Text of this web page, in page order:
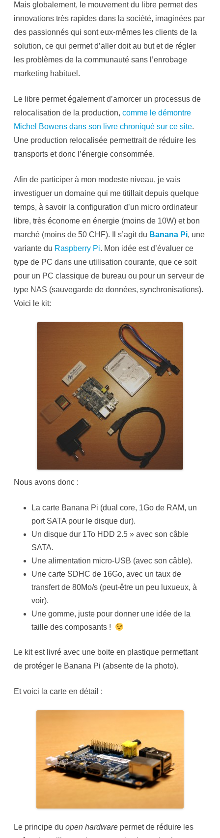
Mais globalement, le mouvement du libre permet des
innovations très rapides dans la société, imaginées par
des passionnés qui sont eux-mêmes les clients de la
solution, ce qui permet d’aller doit au but et de régler
les problèmes de la communauté sans l’enrobage
marketing habituel.
Le libre permet également d’amorcer un processus de
relocalisation de la production, comme le démontre
Michel Bowens dans son livre chroniqué sur ce site.
Une production relocalisée permettrait de réduire les
transports et donc l’énergie consommée.
Afin de participer à mon modeste niveau, je vais
investiguer un domaine qui me titillait depuis quelque
temps, à savoir la configuration d’un micro ordinateur
libre, très économe en énergie (moins de 10W) et bon
marché (moins de 50 CHF). Il s’agit du Banana Pi, une
variante du Raspberry Pi. Mon idée est d’évaluer ce
type de PC dans une utilisation courante, que ce soit
pour un PC classique de bureau ou pour un serveur de
type NAS (sauvegarde de données, synchronisations).
Voici le kit:
Nous avons donc :
La carte Banana Pi (dual core, 1Go de RAM, un
port SATA pour le disque dur).
Un disque dur 1To HDD 2.5 » avec son câble
SATA.
Une alimentation micro-USB (avec son câble).
Une carte SDHC de 16Go, avec un taux de
transfert de 80Mo/s (peut-être un peu luxueux, à
voir).
Une gomme, juste pour donner une idée de la
taille des composants !
Le kit est livré avec une boite en plastique permettant
de protéger le Banana Pi (absente de la photo).
Et voici la carte en détail :
Le principe du open hardware permet de réduire les